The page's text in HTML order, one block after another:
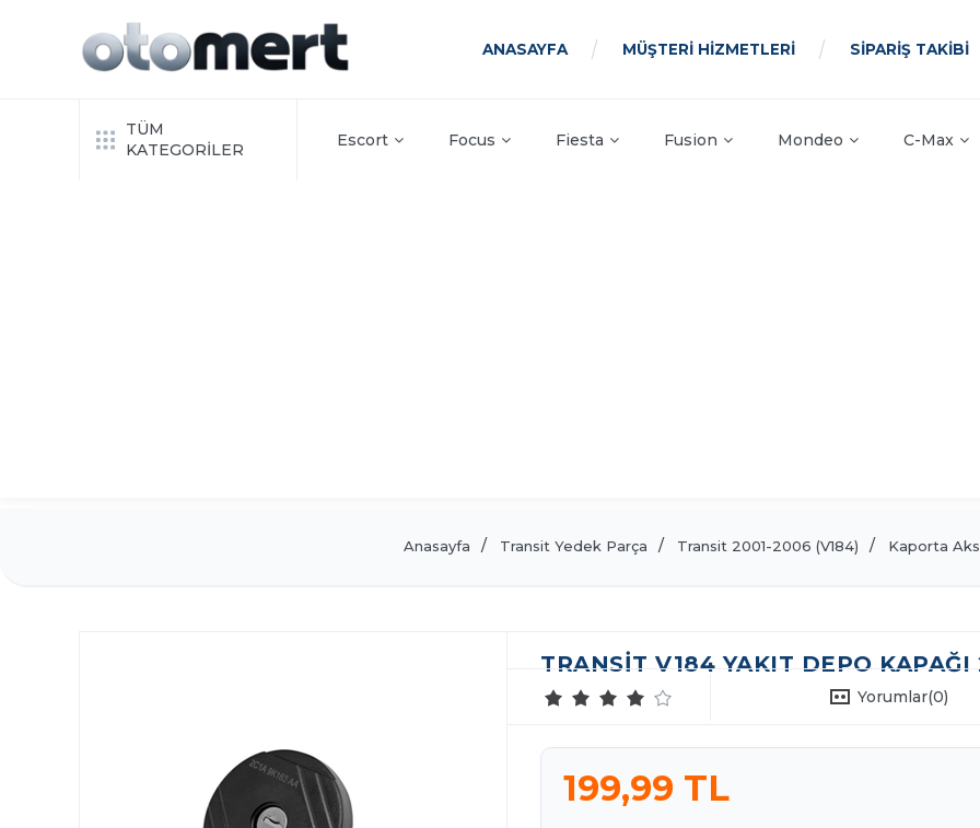
ANASAYFA MÜŞTERİ HİZMETLERİ SİPARİŞ TAKİBİ
TÜM
KATEGORİLER
Escort Focus Fiesta Fusion Mondeo C-Max
Anasayfa Transit Yedek Parça Transit 2001-2006 (V184) Kaporta
TRANSIT V184 YAKIT DEPO
Yorumlar(0)
199,99 TL